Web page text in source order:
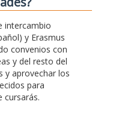
intercambio
y Erasmus
convenios con
y del resto del
y aprovechar los
para
cursarás.